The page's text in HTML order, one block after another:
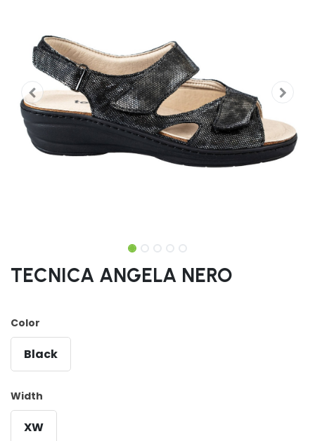
TECNICA ANGELA NERO
Color
Black
Width
XW